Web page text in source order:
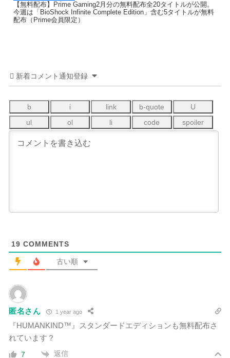
【無料配布】Prime Gaming2月分の無料配布全20タイトルが公開。
今週は「BioShock Infinite Complete Edition」含む5タイトルが無料
配布（Prime会員限定）
新着コメント通知登録
19 COMMENTS
古い順
匿名さん 1 year ago
『HUMANKIND™』スタンダードエディションも無料配布さ
れています？
7 返信